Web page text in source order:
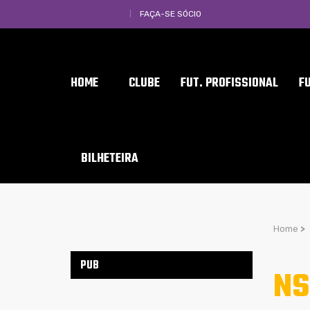
FAÇA-SE SÓCIO
HOME CLUBE FUT. PROFISSIONAL
BILHETEIRA
Home >
PUB